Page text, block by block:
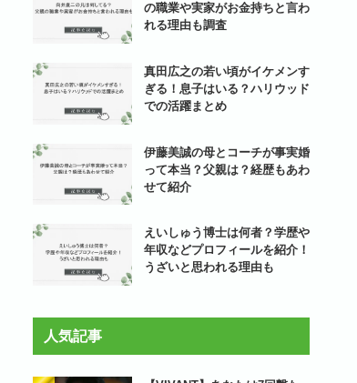
の職業や実家がお金持ちと言わ
れる理由も調査
真田広之の若い頃がイケメンす
ぎる！息子はいる？ハリウッド
での活躍まとめ
伊藤美誠の母とコーチが事実婚
って本当？父親は？経歴もあわ
せて紹介
えいしゅう博士は何者？学歴や
年収などプロフィールを紹介！
うざいと思われる理由も
人気記事